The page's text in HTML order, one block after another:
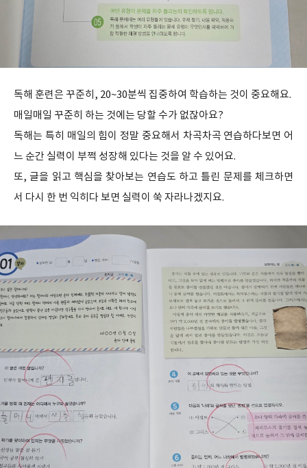
독해 훈련은 꾸준히, 20~30분씩 집중하여 학습하는 것이 중요해요.
매일매일 꾸준히 하는 것에는 당할 수가 없잖아요?
독해는 특히 매일의 힘이 정말 중요해서 차곡차곡 연습하다보면 어
느 순간 실력이 부쩍 성장해 있다는 것을 알 수 있어요.
또, 글을 읽고 핵심을 찾아보는 연습도 하고 틀린 문제를 체크하면
서 다시 한 번 익히다 보면 실력이 쑥 자라나겠지요.